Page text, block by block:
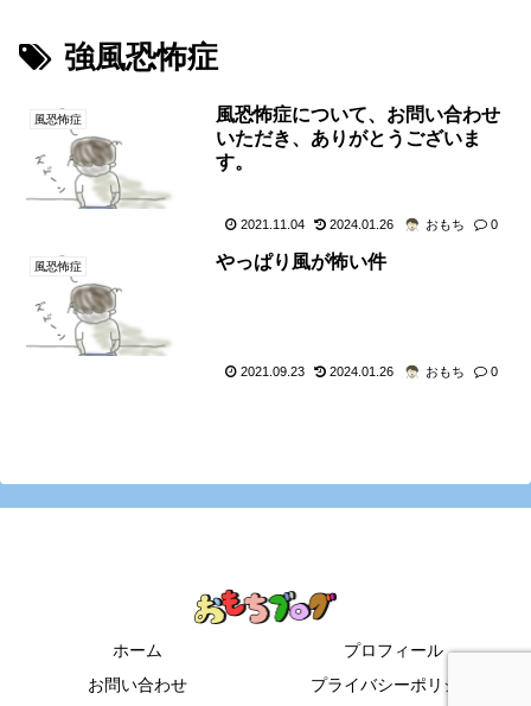
強風恐怖症
風恐怖症
風恐怖症について、お問い合わせ
いただき、ありがとうございま
す。
2021.11.04 2024.01.26 おもち 0
風恐怖症 やっぱり風が怖い件
2021.09.23 2024.01.26 おもち 0
ホーム
プロフィール
お問い合わせ
プライバシーポリシー